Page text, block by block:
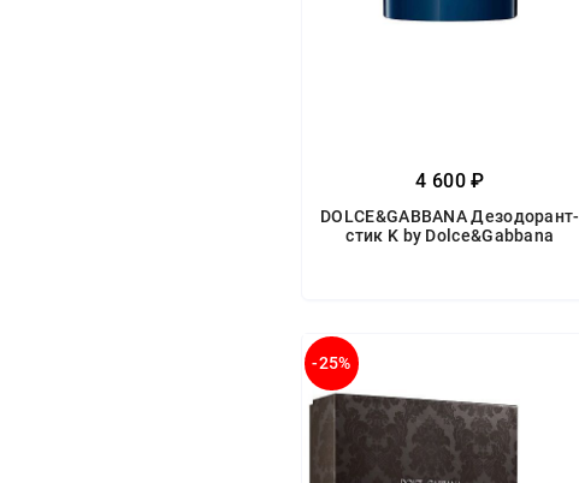
4 600 ₽
DOLCE&GABBANA Дезодорант-
стик K by Dolce&Gabbana
-25%